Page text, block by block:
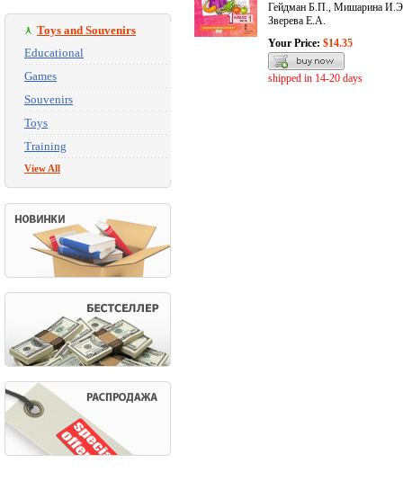
Toys and Souvenirs
Educational
Games
Souvenirs
Toys
Training
View All
Гейдман Б.П., Мишарина
Зверева Е.А.
Your Price: $14.35
shipped in 14-20 days